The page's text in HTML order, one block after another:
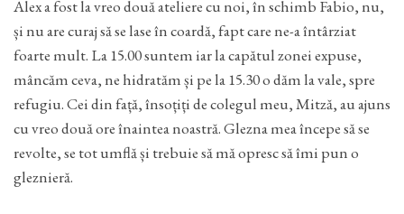
Alex a fost la vreo două ateliere cu noi, în schimb Fabio, nu,
și nu are curaj să se lase în coardă, fapt care ne-a întârziat
foarte mult. La 15.00 suntem iar la capătul zonei expuse,
mâncăm ceva, ne hidratăm și pe la 15.30 o dăm la vale, spre
refugiu. Cei din față, însoțiți de colegul meu, Mitză, au ajuns
cu vreo două ore înaintea noastră. Glezna mea începe să se
revolte, se tot umflă și trebuie să mă opresc să îmi pun o
gleznieră.